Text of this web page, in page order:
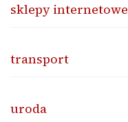
sklepy internetowe
transport
uroda